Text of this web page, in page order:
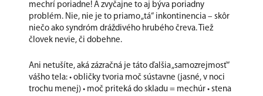
mechrí poriadne! A zvyčajne to aj býva poriadny
problém. Nie, nie je to priamo „tá“ inkontinencia – skôr
niečo ako syndróm dráždivého hrubého čreva. Tiež
človek nevie, či dobehne.
Ani netušíte, aká zázračná je táto ďalšia „samozrejmosť“
vášho tela: • obličky tvoria moč sústavne (jasné, v noci
trochu menej) • moč priteká do skladu = mechúr • stena